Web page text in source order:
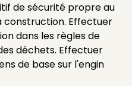
de sécurité propre au
construction. Effectuer
dans les règles de
déchets. Effectuer
de base sur l'engin